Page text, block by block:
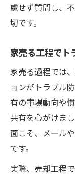
慮せず質問し、
切です。
家売る工程でト
家売る過程では
ョンがトラブル
有の市場動向や
共有を心がけま
面こそ、メール
です。
実際、売却工程